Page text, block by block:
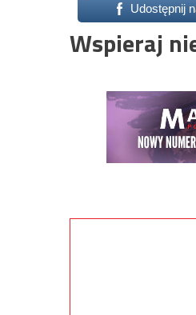
Udostępnij
Wspieraj